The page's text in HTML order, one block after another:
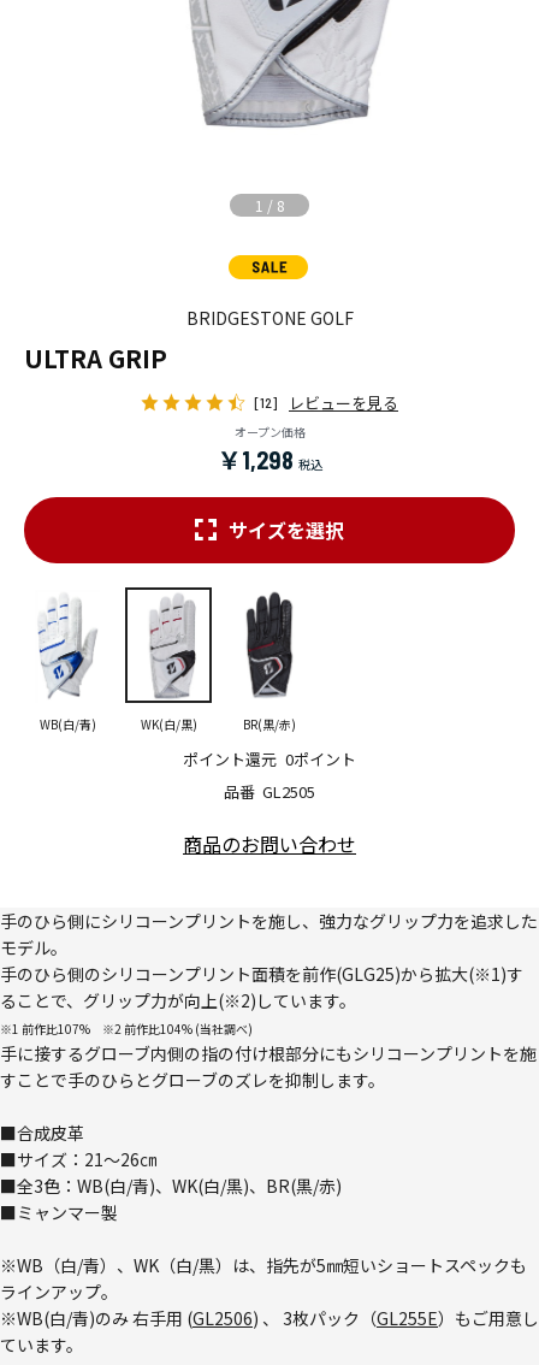
1 / 8
BRIDGESTONE GOLF
ULTRA GRIP
[12] レビューを見る
オープン価格
￥1,298
品番 GL2505
ポイント還元 0ポイント
サイズを選択
WB(白/青) WK(白/黒) BR(黒/赤)
商品のお問い合わせ
手のひら側にシリコーンプリントを施し、強力なグリップ力を追求した
モデル。
手のひら側のシリコーンプリント面積を前作(GLG25)から拡大(※1)す
ることで、グリップ力が向上(※2)しています。
※1 前作比107% ※2 前作比104% (当社調べ)
手に接するグローブ内側の指の付け根部分にもシリコーンプリントを施
すことで手のひらとグローブのズレを抑制します。
■合成皮革
■サイズ：21～26㎝
■全3色：WB(白/青)、WK(白/黒)、BR(黒/赤)
■ミャンマー製
※WB（白/青）、WK（白/黒）は、指先が5㎜短いショートスペックも
ラインアップ。
※WB(白/青)のみ 右手用 (GL2506) 、 3枚パック（GL255E）もご用意し
ています。